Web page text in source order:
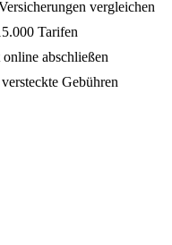
vergleichen
Tarifen
abschließen
Gebühren